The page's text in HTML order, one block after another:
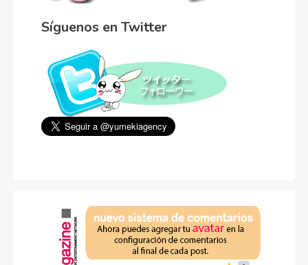
Síguenos en Twitter